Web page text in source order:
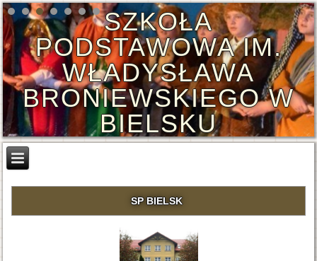
SZKOŁA
PODSTAWOWA IM.
WŁADYSŁAWA
BRONIEWSKIEGO W
BIELSKU
SP BIELSK